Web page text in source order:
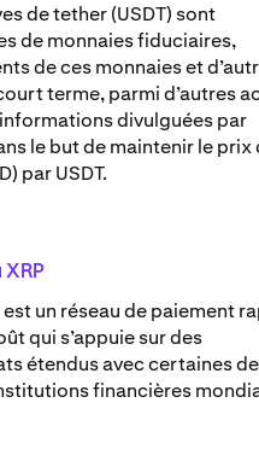
de tether (USDT) sont
de monnaies fiduciaires,
de ces monnaies et
terme, parmi d’autres
divulguées par
le but de maintenir le prix
par USDT.
XRP
est un réseau de paiement
qui s’appuie sur des
étendus avec certaines
financières